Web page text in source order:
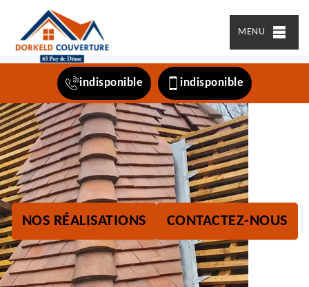
MENU
indisponible indisponible
NOS RÉALISATIONS CONTACTEZ-NOUS